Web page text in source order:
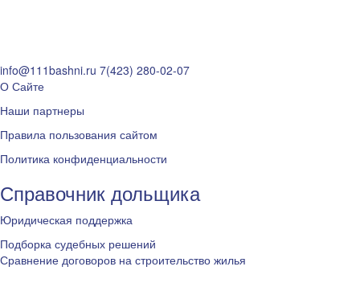
info@111bashni.ru 7(423) 280-02-07
О Сайте
Наши партнеры
Правила пользования сайтом
Политика конфиденциальности
Справочник дольщика
Юридическая поддержка
Подборка судебных решений
Сравнение договоров на строительство жилья